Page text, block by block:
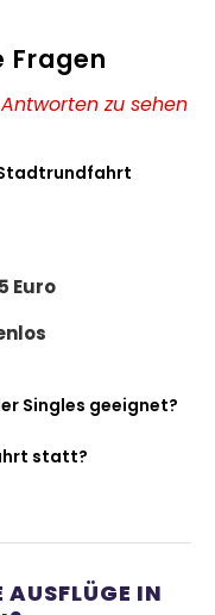
Fragen
zu sehen
Euro
Singles geeignet?
statt?
AUSFLÜGE IN